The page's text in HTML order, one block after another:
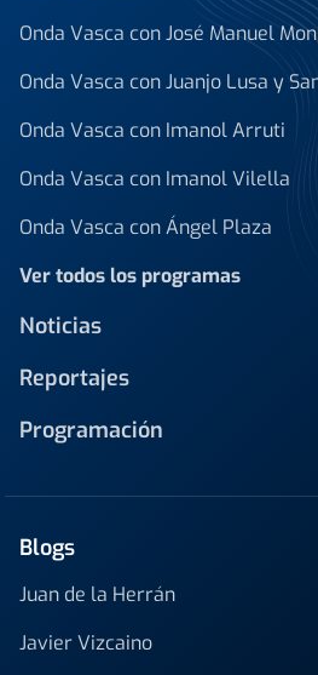
Onda Vasca con José Manuel
Onda Vasca con Juanjo Lusa y
Onda Vasca con Imanol Arruti
Onda Vasca con Imanol Vilella
Onda Vasca con Ángel Plaza
Ver todos los programas
Noticias
Reportajes
Programación
Blogs
Juan de la Herrán
Javier Vizcaino